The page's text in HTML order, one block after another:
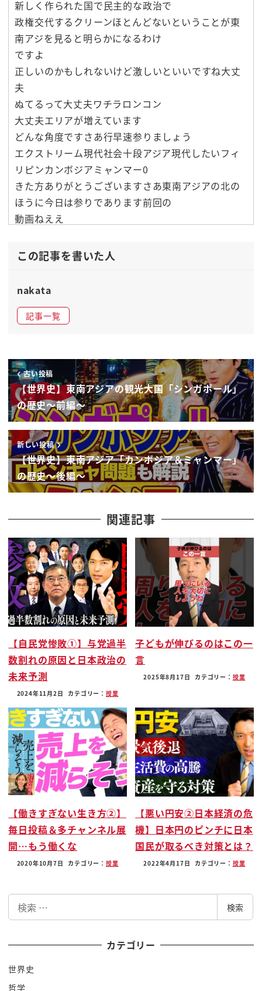
新しく作られた国で民主的な政治で
政権交代するクリーンほとんどないということが東
南アジを見ると明らかになるわけ
ですよ
正しいのかもしれないけど激しいといいですね大丈
夫
ぬてるって大丈夫ワチラロンコン
大丈夫エリアが増えています
どんな角度ですさあ行早速参りましょう
エクストリーム現代社会十段アジア現代したいフィ
リピンカンボジアミャンマー0
きた方ありがとうございますさあ東南アジアの北の
ほうに今日は参りであります前回の
動画ねええ
ではベトナムとまぁ asean
らそのマレーシアやインドネシア
くるぞと言うねネイル
追い抜かれちゃうかもしれないよっていうねそうい
う間元気な東南アジアの一面をね
結構フォーカスしましたけれども今回のこの北側の
ね大フィリピ
カンボジアでミャンマーでしょこのあたりはね
結構その東南アジアのかだ
が見えてくると言いますかこんな問題があるんだと
いうところが結構大規模になります
と同じは今こういうのに向き合ってるんだねこんな
でチン大変なことがあったんだね
これを規模になりますそれと同時にですねこういう
国があるんだということと
日本をですね比べることでああ
日本の
お宿3ってこうなのかなとか日本の政治とは治安とは
ということですね
思い直すぴっか気になるんじゃないでしょうか
日本人の方ねよく世界に目を向けようっていうけれ
どもちょっとに世界っていうとき
だいたいヨーロッパとかアメリカのことを想像して
るじゃないですかねそれだけだと
うまくですね日本のことってない実は分からないで
ね
ヨーロッパね
いいかとばっかり比較しててもですね実はちょっと
根占しか見てない
東南アジアのこういう国々と比較して日本っていう
のはどうなんですかこれを考えて
良いキッカケになるじゃないかなと思いますので非
常位
興味深い人物興味深い歴史やつらなりますので紹介
さあまずはたいですよ例えば旅行でもね
結構入っ方多いと思いますうちの相方なんかもね学
生時代よくな屋台は最高であっ
ちゃんと行ってきましたね何をもって最後なのか私
観光地もあると
この記事を書いた人
nakata
記事一覧
古い投稿
【世界史】東南アジアの観光大国「シンガポール」
の歴史〜前編〜
新しい投稿
【世界史】東南アジア「カンボジア＆ミャンマー」
の歴史〜後編〜
関連記事
【自民党惨敗①】与党過半
数割れの原因と日本政治の
未来予測
2024年11月2日 カテゴリー： 授業
子どもが伸びるのはこの一
言
2025年8月17日 カテゴリー： 授業
【働きすぎない生き方②】
毎日投稿＆多チャンネル展
開…もう働くな
2020年10月7日 カテゴリー： 授業
【悪い円安②日本経済の危
機】日本円のピンチに日本
国民が取るべき対策とは？
2022年4月17日 カテゴリー： 授業
索
検索
カテゴリー
世界史
哲学